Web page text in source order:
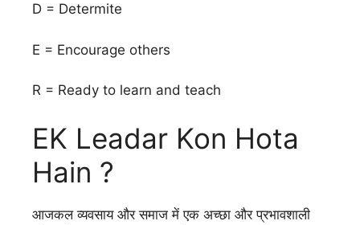
D = Determite
E = Encourage others
R = Ready to learn and teach
EK Leadar Kon Hota
Hain ?
आजकल व्यवसाय और समाज में एक अच्छा और प्रभावशाली